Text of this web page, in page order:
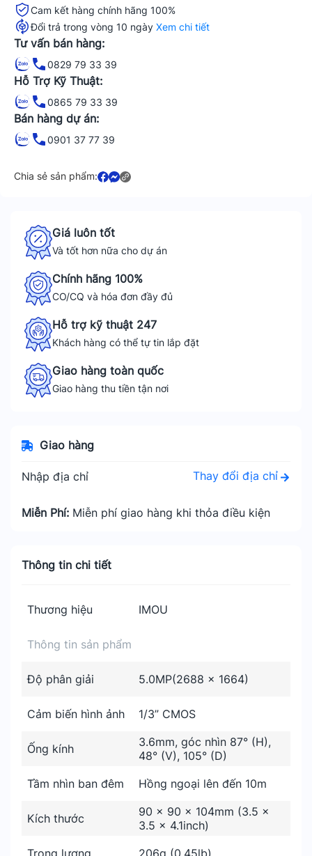
Cam kết hàng chính hãng 100%
Đổi trả trong vòng 10 ngày Xem chi tiết
Tư vấn bán hàng:
0829 79 33 39
Hỗ Trợ Kỹ Thuật:
0865 79 33 39
Bán hàng dự án:
0901 37 77 39
Chia sẻ sản phẩm:
Giá luôn tốt
Và tốt hơn nữa cho dự án
Chính hãng 100%
CO/CQ và hóa đơn đầy đủ
Hỗ trợ kỹ thuật 247
Khách hàng có thể tự tin lắp đặt
Giao hàng toàn quốc
Giao hàng thu tiền tận nơi
Giao hàng
Nhập địa chỉ Thay đổi địa chỉ
Miễn Phí: Miễn phí giao hàng khi thỏa điều kiện
Thông tin chi tiết
Thương hiệu IMOU
Thông tin sản phẩm
Độ phân giải 5.0MP(2688 x 1664)
Cảm biến hình ảnh 1/3” CMOS
Ống kính
3.6mm, góc nhìn 87° (H),
48° (V), 105° (D)
Tầm nhìn ban đêm
Hồng ngoại lên đến 10m
Kích thước
90 × 90 × 104mm (3.5 ×
3.5 × 4.1inch)
Trọng lượng
206g (0.45lb)